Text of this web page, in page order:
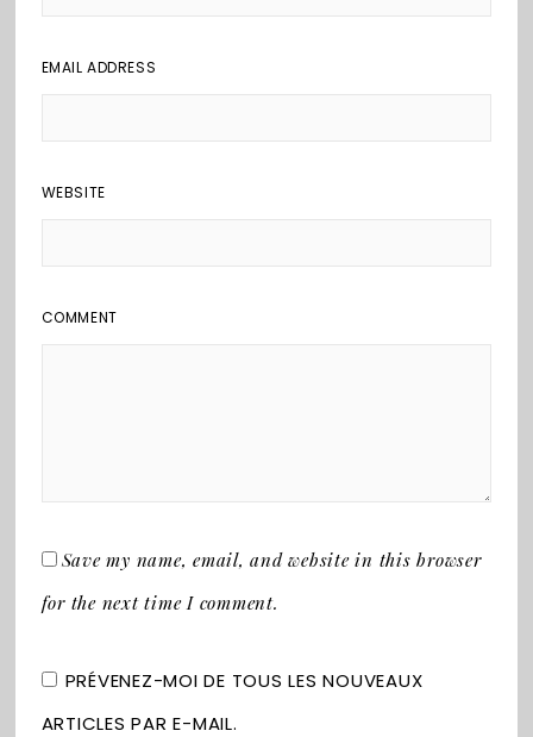
EMAIL ADDRESS
WEBSITE
COMMENT
Save my name, email, and website in this browser
for the next time I comment.
PRÉVENEZ-MOI DE TOUS LES NOUVEAUX
ARTICLES PAR E-MAIL.